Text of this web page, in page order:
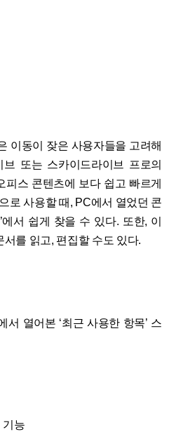
이동이 잦은 사용자들을 고려해
브 또는 스카이드라이브 프로의
피스 콘텐츠에 보다 쉽고 빠르게
로 사용할 때, PC에서 열었던 콘
서 쉽게 찾을 수 있다. 또한, 이
를 읽고, 편집할 수도 있다.
서 열어본 ‘최근 사용한 항목’ 스
기능